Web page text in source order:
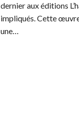
dernier aux éditions
impliqués. Cette
une…